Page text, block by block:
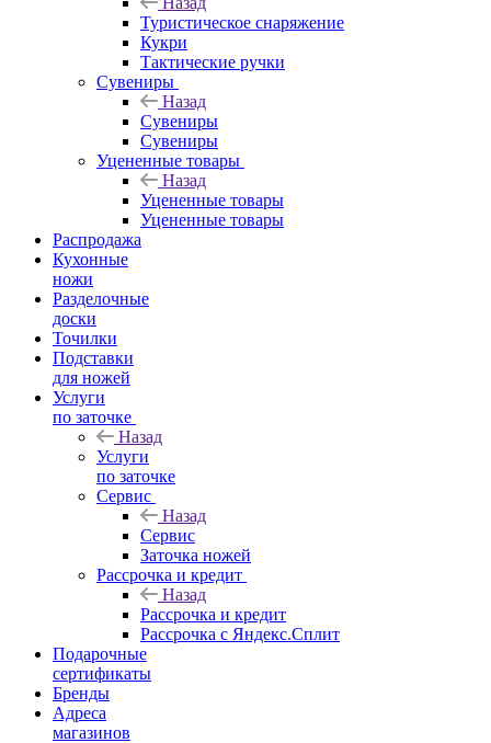
Туристическое снаряжение
Кукри
Тактические ручки
Сувениры
Назад
Сувениры
Сувениры
Уцененные товары
Назад
Уцененные товары
Уцененные товары
Распродажа
Кухонные
ножи
Разделочные
доски
Точилки
Подставки
для ножей
Услуги
по заточке
Назад
Услуги
по заточке
Сервис
Назад
Сервис
Заточка ножей
Рассрочка и кредит
Назад
Рассрочка и кредит
Рассрочка с Яндекс.Сплит
Подарочные
сертификаты
Бренды
Адреса
магазинов